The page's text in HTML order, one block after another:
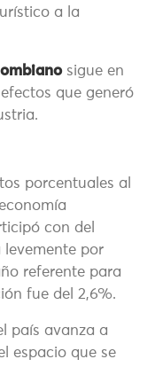
a la
sigue en
que generó
porcentuales al
con del
levemente por
referente para
fue del 2,6%.
país avanza a
espacio que se